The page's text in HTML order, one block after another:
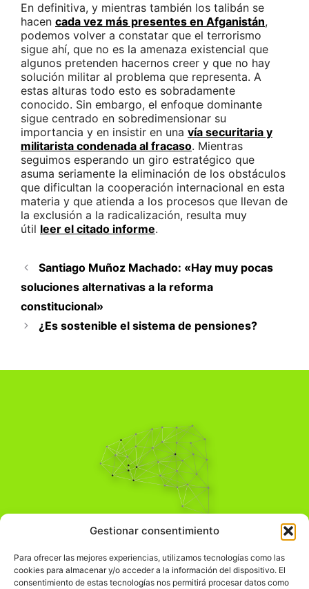
Gestionar consentimiento
Para ofrecer las mejores experiencias, utilizamos tecnologías como las
cookies para almacenar y/o acceder a la información del dispositivo. El
consentimiento de estas tecnologías nos permitirá procesar datos como
En definitiva, y mientras también los talibán se
hacen cada vez más presentes en Afganistán,
podemos volver a constatar que el terrorismo
sigue ahí, que no es la amenaza existencial que
algunos pretenden hacernos creer y que no hay
solución militar al problema que representa. A
estas alturas todo esto es sobradamente
conocido. Sin embargo, el enfoque dominante
sigue centrado en sobredimensionar su
importancia y en insistir en una vía securitaria y
militarista condenada al fracaso. Mientras
seguimos esperando un giro estratégico que
asuma seriamente la eliminación de los obstáculos
que dificultan la cooperación internacional en esta
materia y que atienda a los procesos que llevan de
la exclusión a la radicalización, resulta muy
útil leer el citado informe.
Santiago Muñoz Machado: «Hay muy pocas
soluciones alternativas a la reforma
constitucional»
¿Es sostenible el sistema de pensiones?
Pensamiento Crítico
Comprender el mundo para transformarlo.